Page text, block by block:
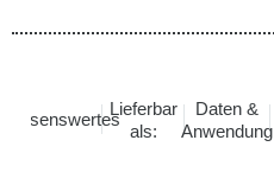
Wissenswertes
Lieferbar
als:
Daten &
Anwendung